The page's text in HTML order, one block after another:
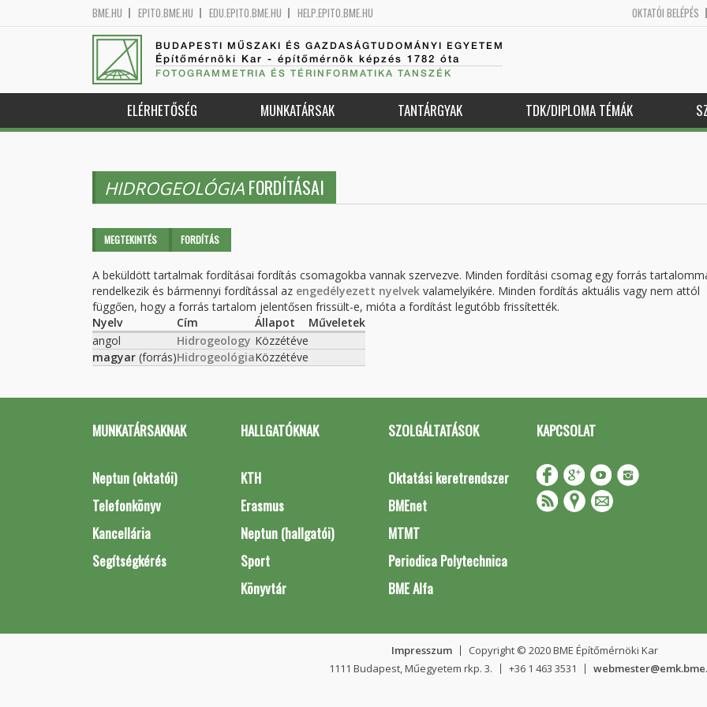
BME.HU EPITO.BME.HU EDU.EPITO.BME.HU HELP.EPITO.BME.HU OKTATÓI BELÉPÉS
BUDAPESTI MŰSZAKI ÉS GAZDASÁGTUDOMÁNYI EGYETEM
Építőmérnöki Kar - építőmérnök képzés 1782 óta
FOTOGRAMMETRIA ÉS TÉRINFORMATIKA TANSZÉK
ELÉRHETŐSÉG MUNKATÁRSAK TANTÁRGYAK TDK/DIPLOMA TÉMÁK
HIDROGEOLÓGIA FORDÍTÁSAI
Elsődleges fülek
MEGTEKINTÉS FORDÍTÁS
A beküldött tartalmak fordításai fordítás csomagokba vannak szervezve. Minden fordítási csomag egy forrás
rendelkezik és bármennyi fordítással az engedélyezett nyelvek valamelyikére. Minden fordítás aktuális vagy nem attól
függően, hogy a forrás tartalom jelentősen frissült-e, mióta a fordítást legutóbb frissítették.
Nyelv
Cím Állapot
Műveletek
angol
Hidrogeology Közzétéve
magyar (forrás)HidrogeológiaKözzétéve
MUNKATÁRSAKNAK
Neptun (oktatói)
Telefonkönyv
Kancellária
Segítségkérés
HALLGATÓKNAK
KTH
Erasmus
Neptun (hallgatói)
Sport
Könyvtár
SZOLGÁLTATÁSOK
Oktatási keretrendszer
BMEnet
MTMT
Periodica Polytechnica
BME Alfa
KAPCSOLAT
Impresszum
Copyright © 2020 BME Építőmérnöki Kar
1111 Budapest, Műegyetem rkp. 3.
+36 1 463 3531